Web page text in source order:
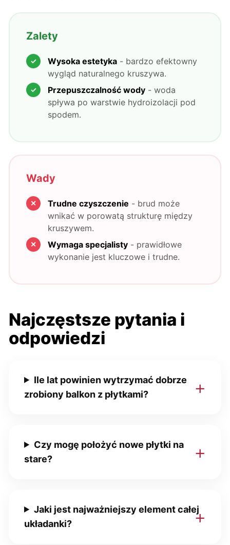
Zalety
Wysoka estetyka - bardzo efektowny
wygląd naturalnego kruszywa.
Przepuszczalność wody - woda
spływa po warstwie hydroizolacji pod
spodem.
Wady
Trudne czyszczenie - brud może
wnikać w porowatą strukturę między
kruszywem.
Wymaga specjalisty - prawidłowe
wykonanie jest kluczowe i trudne.
Najczęstsze pytania i
odpowiedzi
Ile lat powinien wytrzymać dobrze
zrobiony balkon z płytkami?
Czy mogę położyć nowe płytki na
stare?
Jaki jest najważniejszy element całej
układanki?